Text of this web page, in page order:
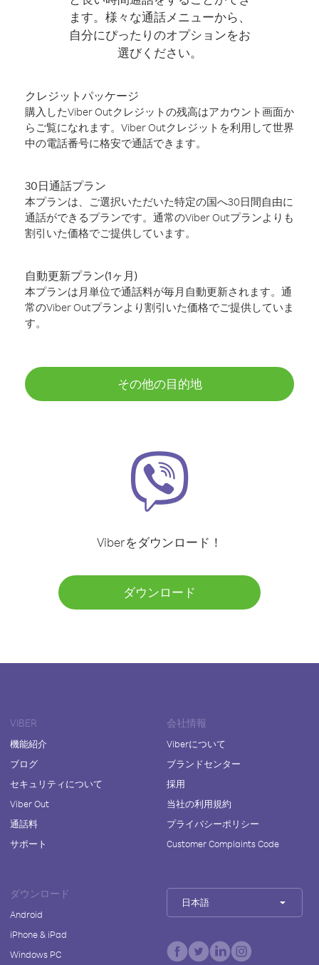
ます。様々な通話メニューから、
自分にぴったりのオプションをお
選びください。
クレジットパッケージ
購入したViber Outクレジットの残高はアカウント画面か
らご覧になれます。Viber Outクレジットを利用して世界
中の電話番号に格安で通話できます。
30日通話プラン
本プランは、ご選択いただいた特定の国へ30日間自由に
通話ができるプランです。通常のViber Outプランよりも
割引いた価格でご提供しています。
自動更新プラン(1ヶ月)
本プランは月単位で通話料が毎月自動更新されます。通
常のViber Outプランより割引いた価格でご提供していま
す。
その他の目的地
Viberをダウンロード！
ダウンロード
VIBER
機能紹介
ブログ
セキュリティについて
Viber Out
通話料
サポート
会社情報
Viberについて
ブランドセンター
採用
当社の利用規約
プライバシーポリシー
Customer Complaints Code
ダウンロード
Android
iPhone & iPad
Windows PC
日本語